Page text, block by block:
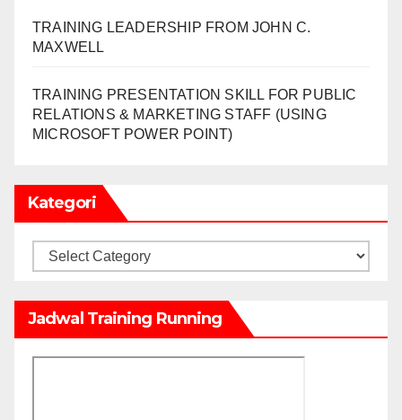
TRAINING LEADERSHIP FROM JOHN C.
MAXWELL
TRAINING PRESENTATION SKILL FOR PUBLIC
RELATIONS & MARKETING STAFF (USING
MICROSOFT POWER POINT)
Kategori
Kategori
Jadwal Training Running